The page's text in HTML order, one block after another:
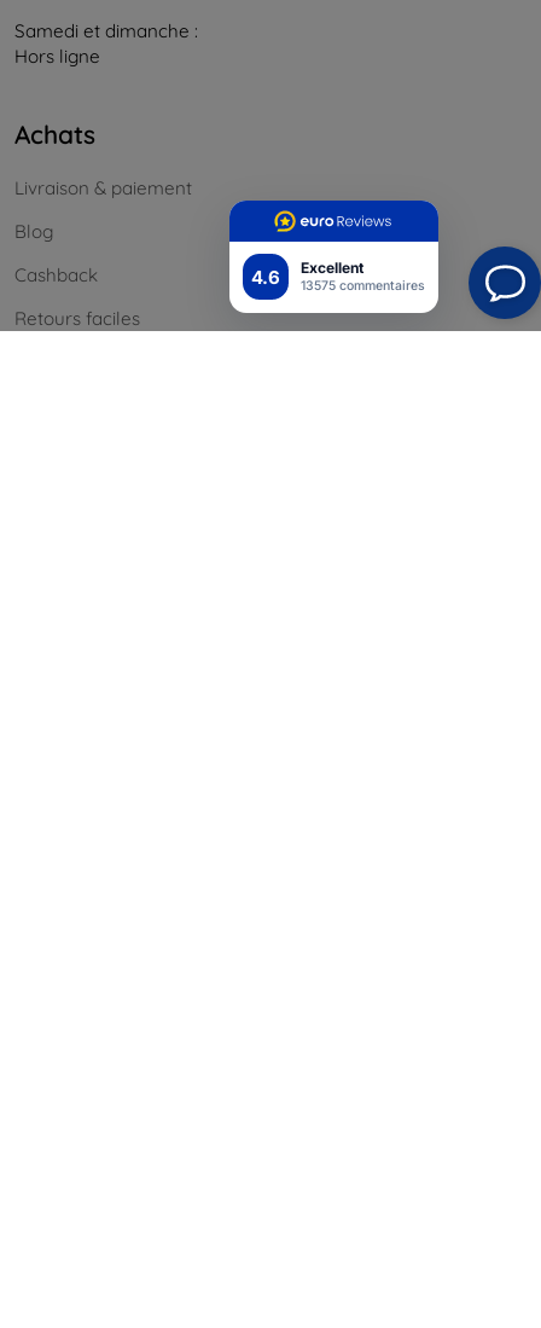
4.6 Excellent
13575 commentaires
Samedi et dimanche :
Hors ligne
Achats
Livraison & paiement
Blog
Cashback
Retours faciles